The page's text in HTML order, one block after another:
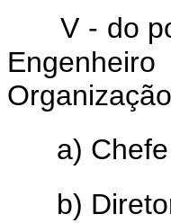
V - do
a)
b)